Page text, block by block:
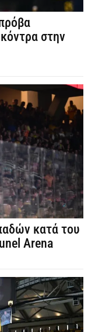
στην
κατά του
Arena